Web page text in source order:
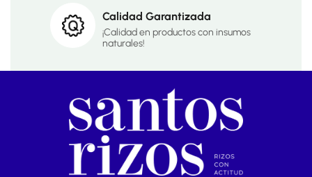
Calidad Garantizada
¡Calidad en productos con insumos
naturales!